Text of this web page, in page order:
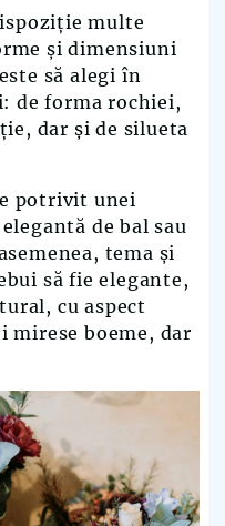
multe
și dimensiuni
să alegi în
de forma rochiei,
dar și de silueta
potrivit unei
de bal sau
tema și
să fie elegante,
cu aspect
mirese boeme, dar